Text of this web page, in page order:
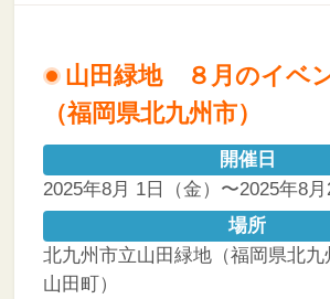
山田緑地 ８月のイベ
（福岡県北九州市）
開催日
2025年8月 1日（金）〜2025年8
場所
北九州市立山田緑地（福岡県北九
山田町）